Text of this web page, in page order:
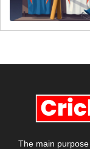
The main